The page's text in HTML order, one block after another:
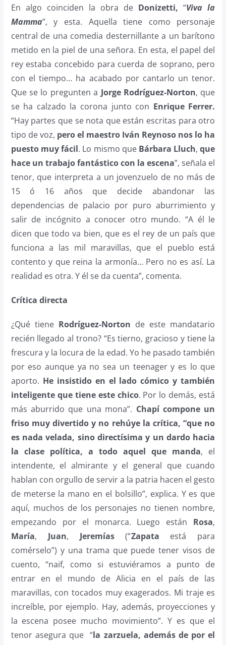
En algo coinciden la obra de Donizetti, “Viva la
Mamma”, y esta. Aquella tiene como personaje
central de una comedia desternillante a un barítono
metido en la piel de una señora. En esta, el papel del
rey estaba concebido para cuerda de soprano, pero
con el tiempo… ha acabado por cantarlo un tenor.
Que se lo pregunten a Jorge Rodríguez-Norton, que
se ha calzado la corona junto con Enrique Ferrer.
“Hay partes que se nota que están escritas para otro
tipo de voz, pero el maestro Iván Reynoso nos lo ha
puesto muy fácil. Lo mismo que Bárbara Lluch,que
hace un trabajo fantástico con la escena”, señala el
tenor, que interpreta a un jovenzuelo de no más de
15 ó 16 años que decide abandonar las
dependencias de palacio por puro aburrimiento y
salir de incógnito a conocer otro mundo. “A él le
dicen que todo va bien, que es el rey de un país que
funciona a las mil maravillas, que el pueblo está
contento y que reina la armonía… Pero no es así. La
realidad es otra. Y él se da cuenta”, comenta.
Crítica directa
¿Qué tiene Rodríguez-Norton de este mandatario
recién llegado al trono? “Es tierno, gracioso y tiene la
frescura y la locura de la edad. Yo he pasado también
por eso aunque ya no sea un teenager y es lo que
aporto. He insistido en el lado cómico y también
inteligente que tiene este chico. Por lo demás, está
más aburrido que una mona”. Chapí compone un
friso muy divertido y no rehúye la crítica, “que no
es nada velada, sino directísima y un dardo hacia
la clase política, a todo aquel que manda, el
intendente, el almirante y el general que cuando
hablan con orgullo de servir a la patria hacen el gesto
de meterse la mano en el bolsillo”, explica. Y es que
aquí, muchos de los personajes no tienen nombre,
empezando por el monarca. Luego están Rosa,
María, Juan, Jeremías(“Zapata está para
comérselo”) y una trama que puede tener visos de
cuento, “naif, como si estuviéramos a punto de
entrar en el mundo de Alicia en el país de las
maravillas, con tocados muy exagerados. Mi traje es
increíble, por ejemplo. Hay, además, proyecciones y
la escena posee mucho movimiento”. Y es que el
tenor asegura que “la zarzuela, además de por el